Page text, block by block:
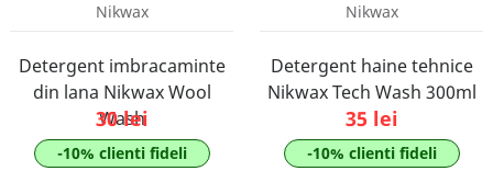
Nikwax
Detergent imbracaminte
din lana Nikwax Wool
Wash
30 lei
-10% clienti fideli
Nikwax
Detergent haine tehnice
Nikwax Tech Wash 300ml
35 lei
-10% clienti fideli